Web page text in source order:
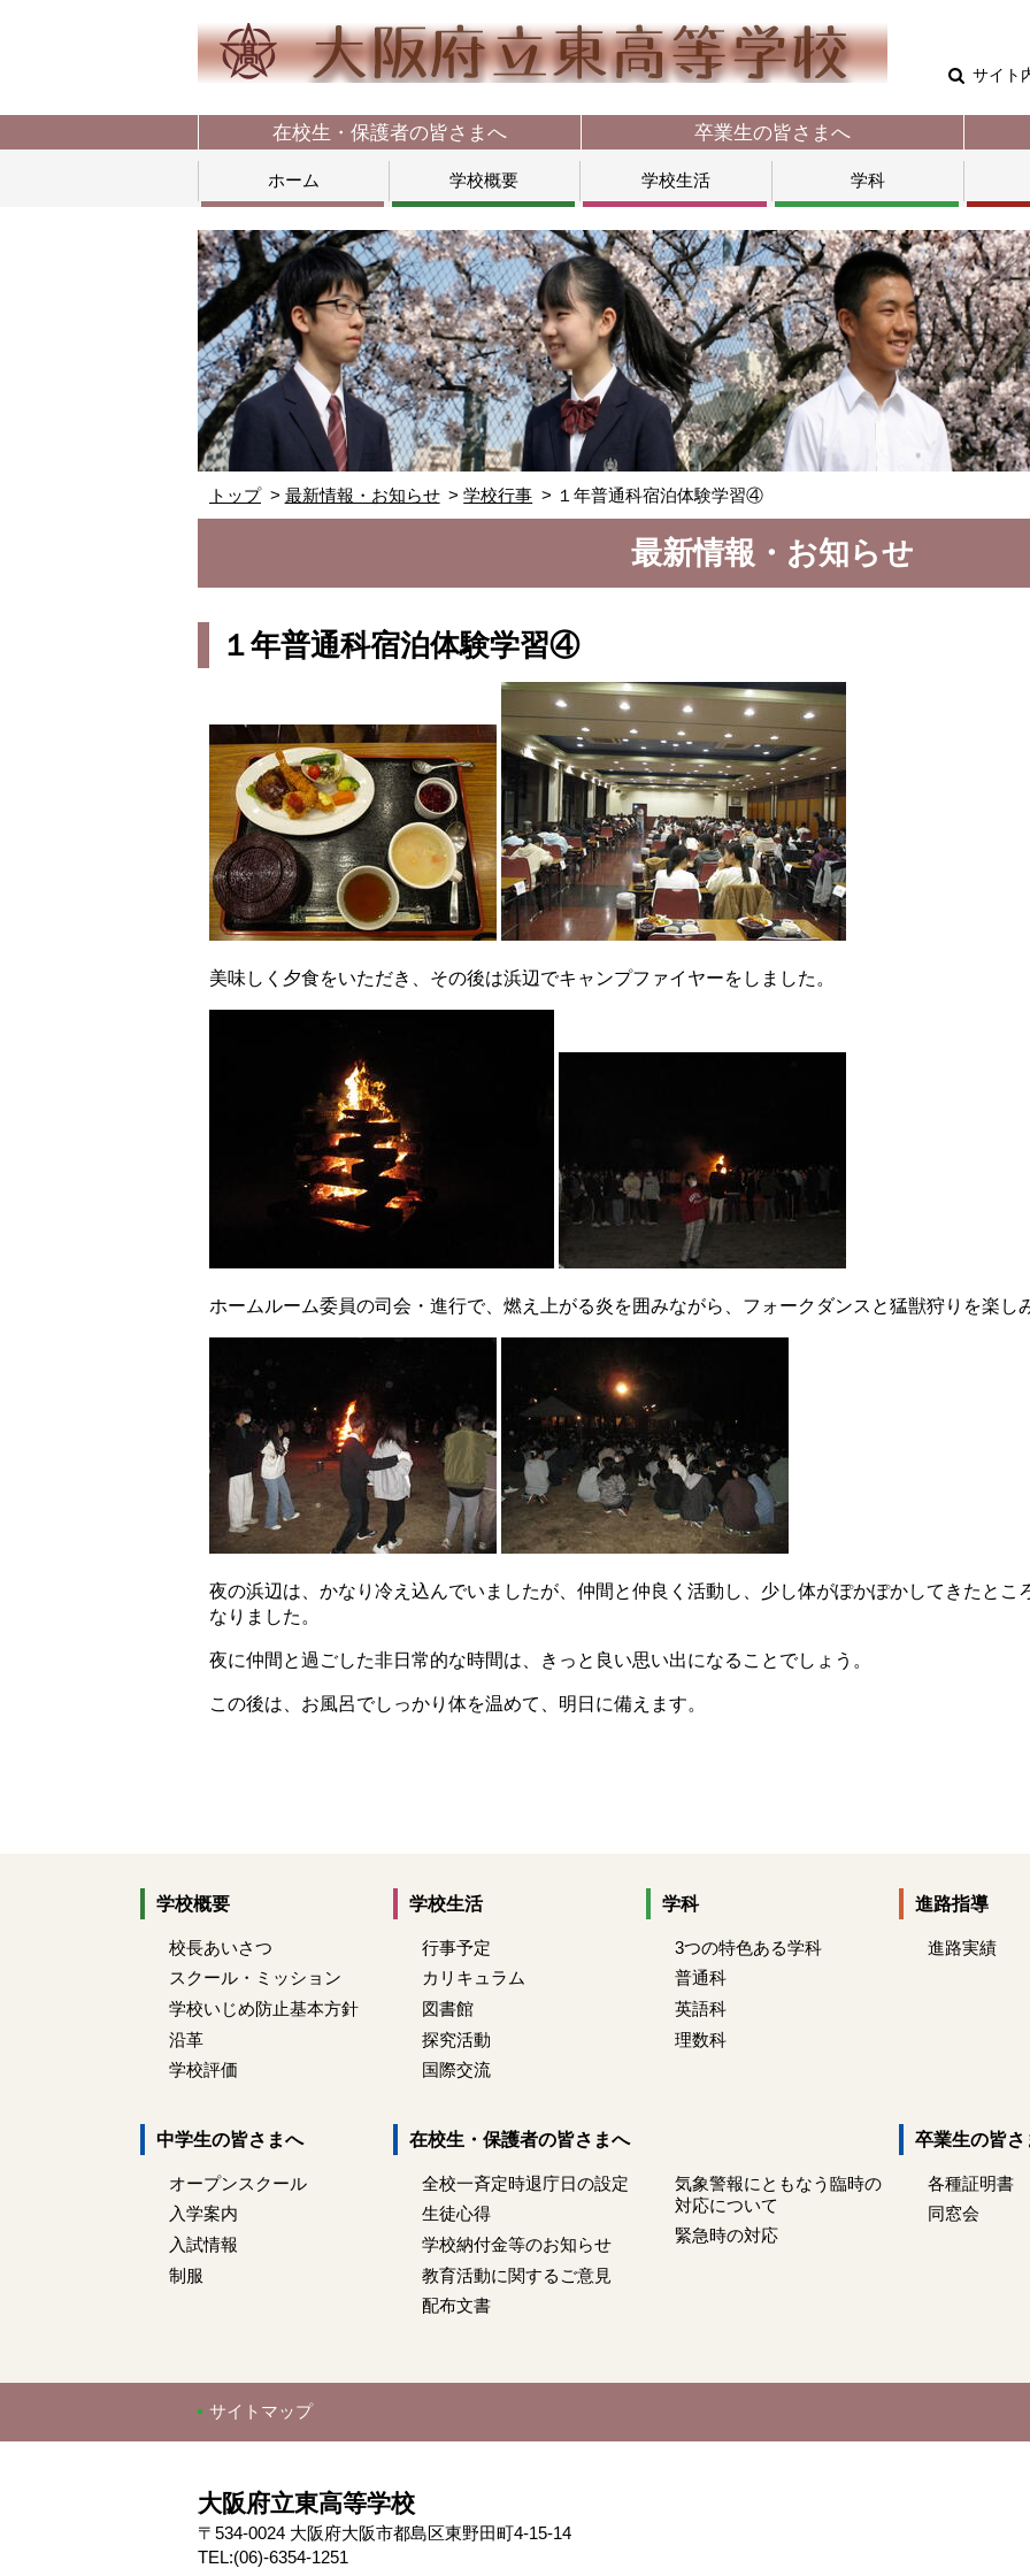
サイト
在校生・保護者の皆さまへ 卒業生の皆さまへ
ホーム 学校概要 学校生活 学科
トップ 最新情報・お知らせ 学校行事 １年普通科宿泊体験学習④
最新情報・お知らせ
１年普通科宿泊体験学習④
美味しく夕食をいただき、その後は浜辺でキャンプファイヤーをしました。
ホームルーム委員の司会・進行で、燃え上がる炎を囲みながら、フォークダンスと猛獣狩りを楽し
夜の浜辺は、かなり冷え込んでいましたが、仲間と仲良く活動し、少し体がぽかぽかしてきたとこ
なりました。
夜に仲間と過ごした非日常的な時間は、きっと良い思い出になることでしょう。
この後は、お風呂でしっかり体を温めて、明日に備えます。
学校概要
校長あいさつ
スクール・ミッション
学校いじめ防止基本方針
沿革
学校評価
学校生活
行事予定
カリキュラム
図書館
探究活動
国際交流
学科
3つの特色ある学科
普通科
英語科
理数科
進路指導
進路実績
中学生の皆さまへ
オープンスクール
入学案内
入試情報
制服
在校生・保護者の皆さまへ
全校一斉定時退庁日の設定
生徒心得
学校納付金等のお知らせ
教育活動に関するご意見
配布文書
気象警報にともなう臨時の
対応について
緊急時の対応
卒業生の皆さ
各種証明書
同窓会
サイトマップ
大阪府立東高等学校
〒534-0024 大阪府大阪市都島区東野田町4-15-14
TEL:(06)-6354-1251